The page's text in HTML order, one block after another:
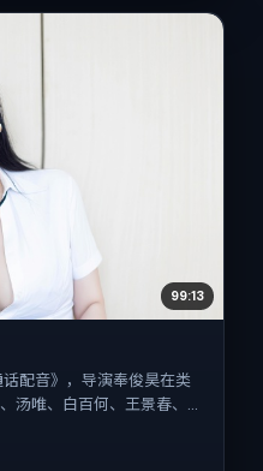
99:13
配音》，导演奉俊昊在类
汤唯、白百何、王景春、黄
6月1日（公映登记日